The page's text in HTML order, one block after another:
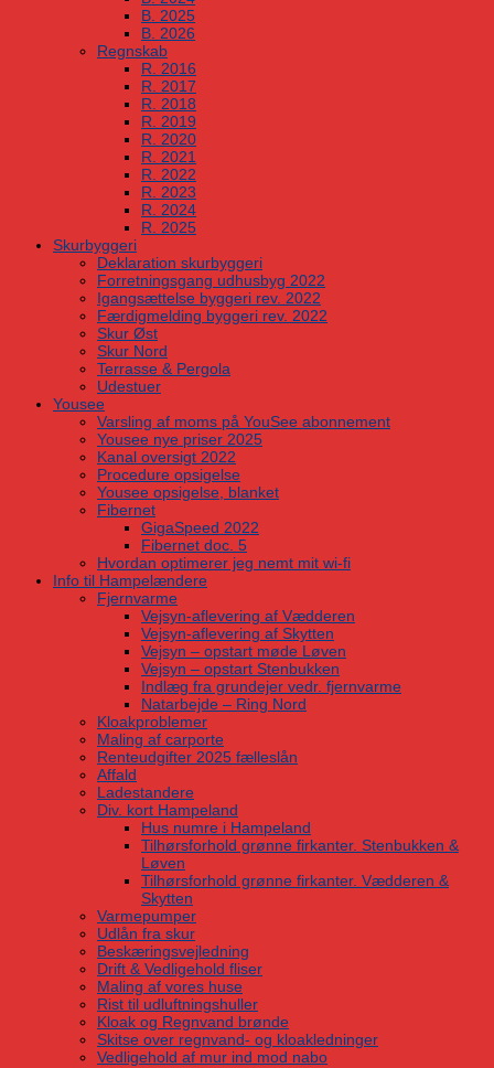
B. 2025
B. 2026
Regnskab
R. 2016
R. 2017
R. 2018
R. 2019
R. 2020
R. 2021
R. 2022
R. 2023
R. 2024
R. 2025
Skurbyggeri
Deklaration skurbyggeri
Forretningsgang udhusbyg 2022
Igangsættelse byggeri rev. 2022
Færdigmelding byggeri rev. 2022
Skur Øst
Skur Nord
Terrasse & Pergola
Udestuer
Yousee
Varsling af moms på YouSee abonnement
Yousee nye priser 2025
Kanal oversigt 2022
Procedure opsigelse
Yousee opsigelse, blanket
Fibernet
GigaSpeed 2022
Fibernet doc. 5
Hvordan optimerer jeg nemt mit wi-fi
Info til Hampelændere
Fjernvarme
Vejsyn-aflevering af Vædderen
Vejsyn-aflevering af Skytten
Vejsyn – opstart møde Løven
Vejsyn – opstart Stenbukken
Indlæg fra grundejer vedr. fjernvarme
Natarbejde – Ring Nord
Kloakproblemer
Maling af carporte
Renteudgifter 2025 fælleslån
Affald
Ladestandere
Div. kort Hampeland
Hus numre i Hampeland
Tilhørsforhold grønne firkanter. Stenbukken &
Løven
Tilhørsforhold grønne firkanter. Vædderen &
Skytten
Varmepumper
Udlån fra skur
Beskæringsvejledning
Drift & Vedligehold fliser
Maling af vores huse
Rist til udluftningshuller
Kloak og Regnvand brønde
Skitse over regnvand- og kloakledninger
Vedligehold af mur ind mod nabo